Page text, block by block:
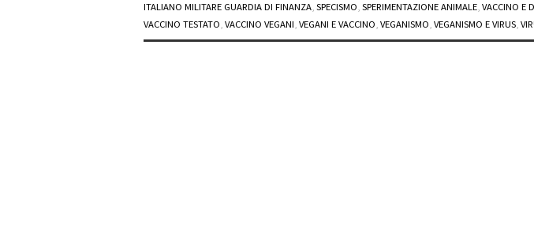
ITALIANO MILITARE GUARDIA DI FINANZA, SPECISMO, SPERIMENTAZIONE ANIMALE, VACCINO E
VACCINO TESTATO, VACCINO VEGANI, VEGANI E VACCINO, VEGANISMO, VEGANISMO E VIRUS,